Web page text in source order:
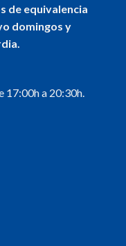
de equivalencia
domingos y
17:00h a 20:30h.